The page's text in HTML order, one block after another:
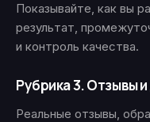
Показывайте, как вы
результат,
и контроль качества.
Рубрика 3. Отзывы
Реальные отзывы,